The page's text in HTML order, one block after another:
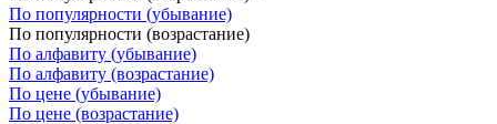
По популярности (убывание)
По популярности (возрастание)
По алфавиту (убывание)
По алфавиту (возрастание)
По цене (убывание)
По цене (возрастание)